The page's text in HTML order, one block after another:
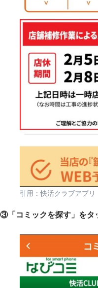
引用：快活クラブアプリ
③「コミックを探す」をタ